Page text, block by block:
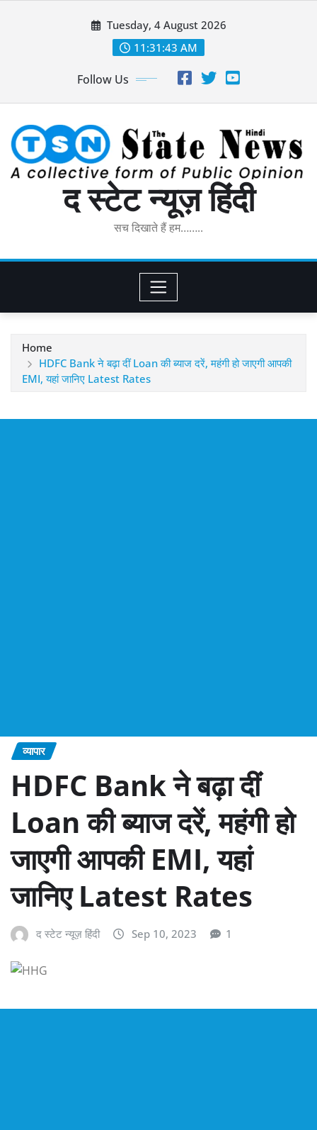
Tuesday, 4 August 2026
11:31:44 AM
Follow Us
द स्टेट न्यूज़ हिंदी
सच दिखाते हैं हम……..
Home
HDFC Bank ने बढ़ा दीं Loan की ब्याज दरें, महंगी हो जाएगी आपकी
EMI, यहां जानिए Latest Rates
व्यापार
HDFC Bank ने बढ़ा दीं
Loan की ब्याज दरें, महंगी हो
जाएगी आपकी EMI, यहां
जानिए Latest Rates
द स्टेट न्यूज़ हिंदी Sep 10, 2023 1